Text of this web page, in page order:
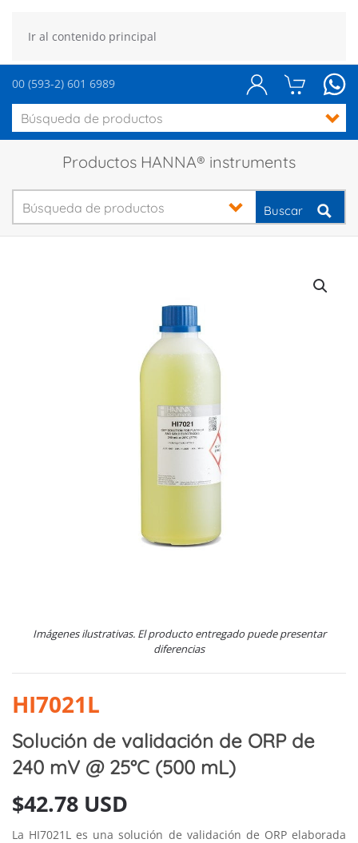
Ir al contenido principal
00 (593-2) 601 6989
Productos HANNA® instruments
Buscar
Imágenes ilustrativas. El producto entregado puede presentar
diferencias
HI7021L
Solución de validación de ORP de
240 mV @ 25°C (500 mL)
$42.78 USD
La HI7021L es una solución de validación de ORP elaborada